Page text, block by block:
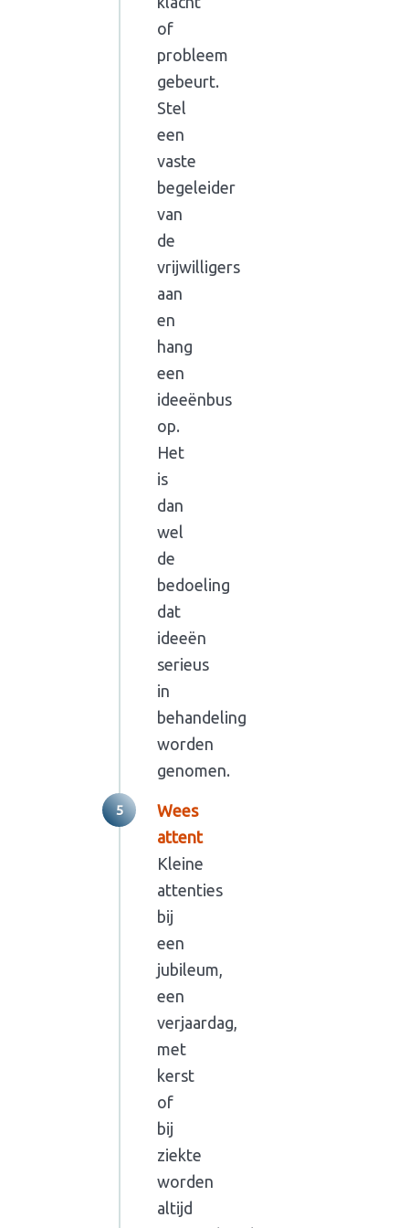
of
probleem
gebeurt.
Stel
een
vaste
begeleider
van
de
vrijwilligers
aan
en
hang
een
ideeënbus
op.
Het
is
dan
wel
de
bedoeling
dat
ideeën
serieus
in
behandeling
worden
genomen.
Wees
attent
Kleine
attenties
bij
een
jubileum,
een
verjaardag,
met
kerst
of
bij
ziekte
worden
altijd